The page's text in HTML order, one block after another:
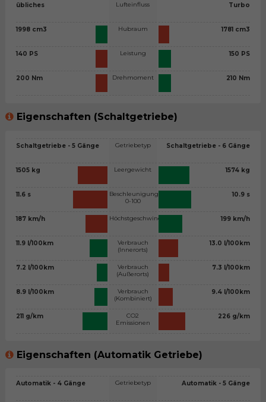
übliches
1998 cm3
140 PS
200 Nm
Lufteinfluss
Hubraum
Leistung
Drehmoment
Turbo
1781 cm3
150 PS
210 Nm
Eigenschaften (Schaltgetriebe)
Schaltgetriebe - 5 Gänge
1505 kg
11.6 s
187 km/h
11.9 l/100km
7.2 l/100km
8.9 l/100km
211 g/km
Getriebetyp
Leergewicht
Beschleunigung
0-100
Höchstgeschwindigkeit
Verbrauch
(Innerorts)
Verbrauch
(Außerorts)
Verbrauch
(Kombiniert)
CO2
Emissionen
Schaltgetriebe - 6 Gänge
1574 kg
10.9 s
199 km/h
13.0 l/100km
7.3 l/100km
9.4 l/100km
226 g/km
Eigenschaften (Automatik Getriebe)
Automatik - 4 Gänge Getriebetyp Automatik - 5 Gänge